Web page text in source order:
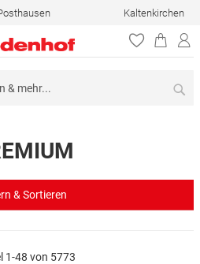
Kaltenkirchen
1-48 von 5773
& Sortieren